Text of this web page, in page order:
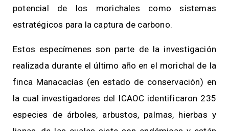
potencial de los morichales como sistemas
estratégicos para la captura de carbono.
Estos especímenes son parte de la investigación
realizada durante el último año en el morichal de la
finca Manacacías (en estado de conservación) en
la cual investigadores del ICAOC identificaron 235
especies de árboles, arbustos, palmas, hierbas y